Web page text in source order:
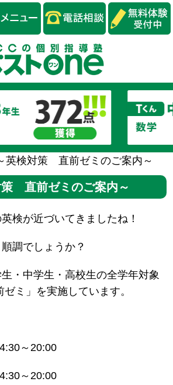
英検対策 直前ゼミのご案内～
策 直前ゼミのご案内～
検が近づいてきましたね！
調でしょうか？
・中学生・高校生の全学年対象
ミ」を実施しています。
～20:00
～20:00